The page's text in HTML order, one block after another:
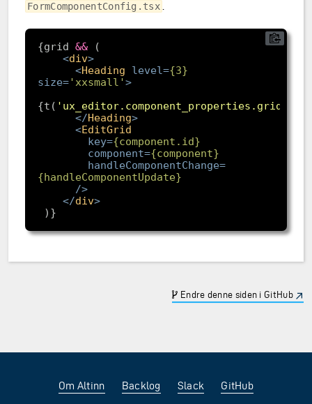
FormComponentConfig.tsx
{grid &&
<div>
<Heading level={3}
size='xxsmall'>
{t( 'ux_editor.component_properties.grid'
</Heading>
<EditGrid
key={component.id}
component={component}
handleComponentChange=
{handleComponentUpdate}
/>
</div>
Endre denne siden i GitHub
Om Altinn Backlog Slack GitHub